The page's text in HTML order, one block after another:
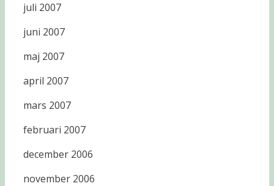
juli 2007
juni 2007
maj 2007
april 2007
mars 2007
februari 2007
december 2006
november 2006